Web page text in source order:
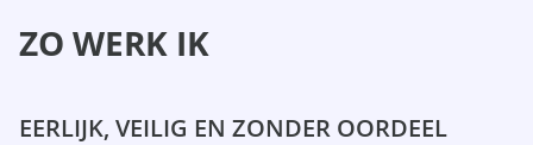
ZO WERK IK
EERLIJK, VEILIG EN ZONDER OORDEEL